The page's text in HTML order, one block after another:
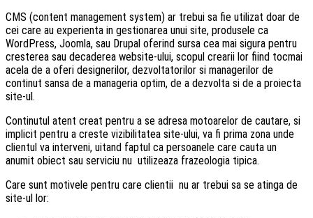
CMS (content management system) ar trebui sa fie utilizat doar de
cei care au experienta in gestionarea unui site, produsele ca
WordPress, Joomla, sau Drupal oferind sursa cea mai sigura pentru
cresterea sau decaderea website-ului, scopul crearii lor fiind tocmai
acela de a oferi designerilor, dezvoltatorilor si managerilor de
continut sansa de a manageria optim, de a dezvolta si de a proiecta
site-ul.
Continutul atent creat pentru a se adresa motoarelor de cautare, si
implicit pentru a creste vizibilitatea site-ului, va fi prima zona unde
clientul va interveni, uitand faptul ca persoanele care cauta un
anumit obiect sau serviciu nu utilizeaza frazeologia tipica.
Care sunt motivele pentru care clientii nu ar trebui sa se atinga de
site-ul lor: